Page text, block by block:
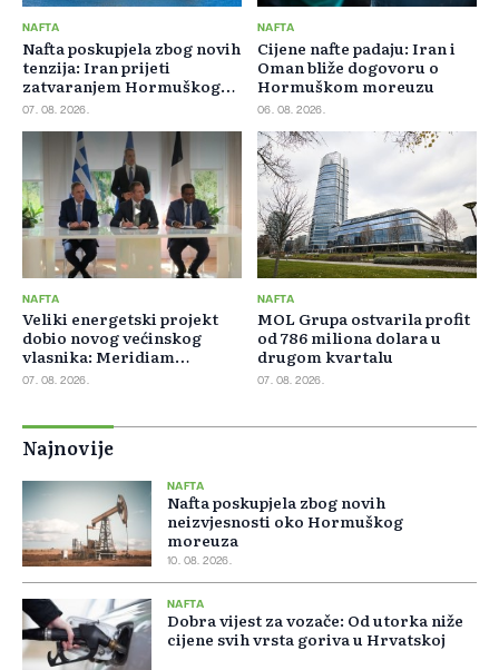
NAFTA
Nafta poskupjela zbog novih
tenzija: Iran prijeti
zatvaranjem Hormuškog
moreuza
07. 08. 2026.
NAFTA
Cijene nafte padaju: Iran i
Oman bliže dogovoru o
Hormuškom moreuzu
06. 08. 2026.
NAFTA
Veliki energetski projekt
dobio novog većinskog
vlasnika: Meridiam
preuzeo 66 posto GSI-ja
07. 08. 2026.
NAFTA
MOL Grupa ostvarila profit
od 786 miliona dolara u
drugom kvartalu
07. 08. 2026.
Najnovije
NAFTA
Nafta poskupjela zbog novih
neizvjesnosti oko Hormuškog
moreuza
10. 08. 2026.
NAFTA
Dobra vijest za vozače: Od utorka niže
cijene svih vrsta goriva u Hrvatskoj